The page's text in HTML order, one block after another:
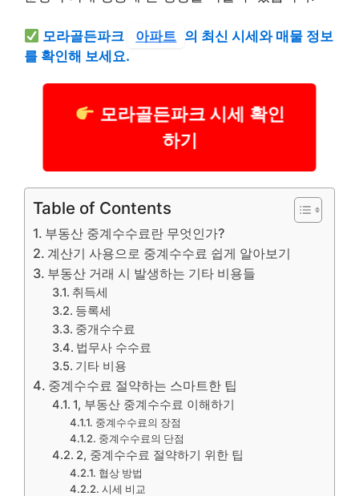
모라골든파크 아파트 의 최신 시세와 매물 정보
를 확인해 보세요.
모라골든파크 시세 확인
하기
Table of Contents
부동산 중계수수료란 무엇인가?
계산기 사용으로 중계수수료 쉽게 알아보기
부동산 거래 시 발생하는 기타 비용들
취득세
등록세
중개수수료
법무사 수수료
기타 비용
중계수수료 절약하는 스마트한 팁
1, 부동산 중계수수료 이해하기
중계수수료의 장점
중계수수료의 단점
2, 중계수수료 절약하기 위한 팁
협상 방법
시세 비교